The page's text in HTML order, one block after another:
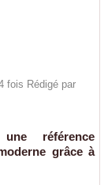
fois Rédigé par
référence
grâce à